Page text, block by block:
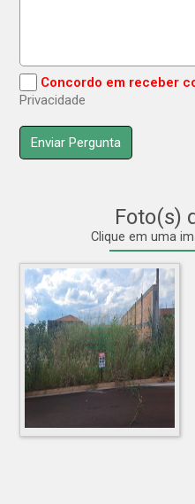
Concordo em receber
Privacidade
Foto(s)
Clique em uma